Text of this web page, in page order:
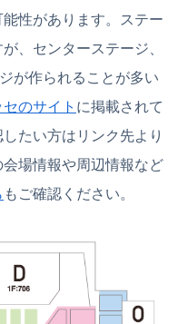
性があります。ステー
、センターステージ、
が作られることが多い
のサイト に掲載されて
たい方はリンク先より
場情報や周辺情報など
もご確認ください。